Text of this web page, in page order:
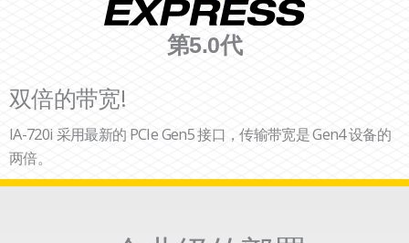
第5.0代
双倍的带宽!
IA-720i 采用最新的 PCIe Gen5 接口，传输带宽是 Gen4 设备的
两倍。